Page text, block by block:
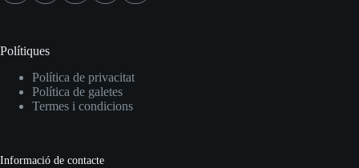
Polítiques
Política de privacitat
Política de galetes
Termes i condicions
Informació de contacte